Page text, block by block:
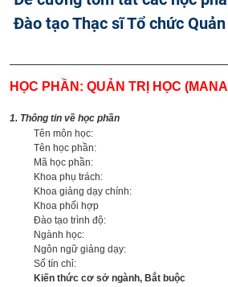
TUYỂN SINH
ĐÀO TẠO
KHOA HỌC CÔNG NGHỆ
HTQT
CỰU NGƯỜI HỌC
Đào tạo Thạc sĩ Tổ chức
HỌC PHẦN: QUẢN TRỊ HỌC
1. Thông tin về học phần
Tên môn học:
Tên học phần:
Mã học phần:
Khoa phụ trách:
Khoa giảng dạy chính:
Khoa phối hợp
Đào tạo trình độ:
Ngành học:
Ngôn ngữ giảng dạy:
Số tín chỉ:
Kiến thức cơ sở ngành, Bắt buộc